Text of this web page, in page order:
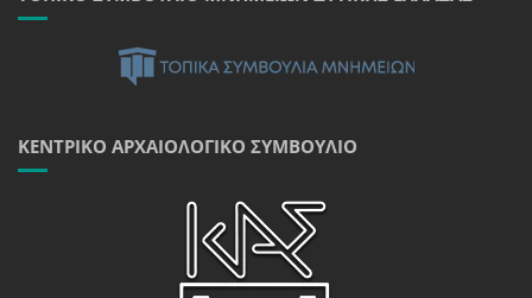
ΚΕΝΤΡΙΚΌ ΑΡΧΑΙΟΛΟΓΙΚΌ ΣΥΜΒΟΎΛΙΟ